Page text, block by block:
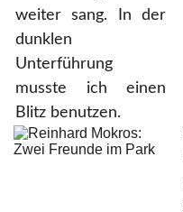
weiter sang. In der
dunklen
Unterführung
musste ich einen
Blitz benutzen.